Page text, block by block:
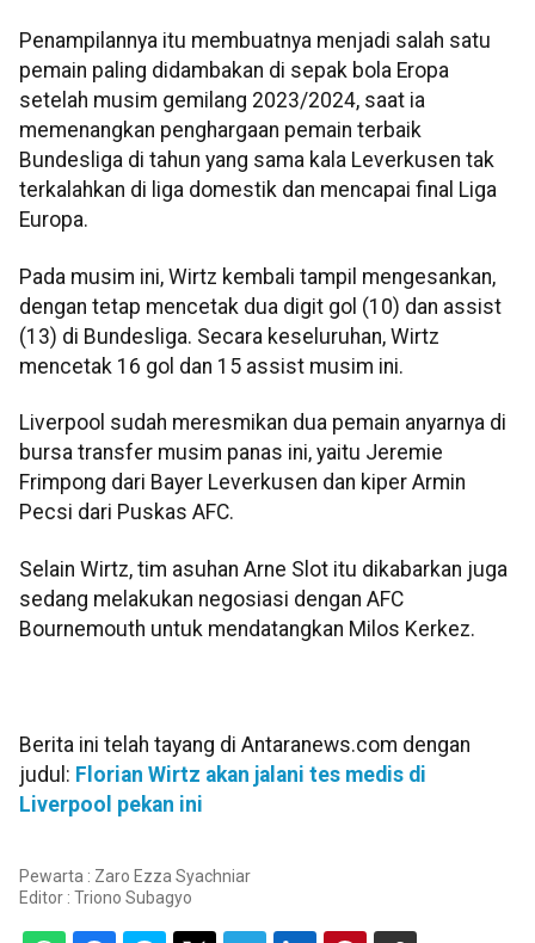
Penampilannya itu membuatnya menjadi salah satu
pemain paling didambakan di sepak bola Eropa
setelah musim gemilang 2023/2024, saat ia
memenangkan penghargaan pemain terbaik
Bundesliga di tahun yang sama kala Leverkusen tak
terkalahkan di liga domestik dan mencapai final Liga
Europa.
Pada musim ini, Wirtz kembali tampil mengesankan,
dengan tetap mencetak dua digit gol (10) dan assist
(13) di Bundesliga. Secara keseluruhan, Wirtz
mencetak 16 gol dan 15 assist musim ini.
Liverpool sudah meresmikan dua pemain anyarnya di
bursa transfer musim panas ini, yaitu Jeremie
Frimpong dari Bayer Leverkusen dan kiper Armin
Pecsi dari Puskas AFC.
Selain Wirtz, tim asuhan Arne Slot itu dikabarkan juga
sedang melakukan negosiasi dengan AFC
Bournemouth untuk mendatangkan Milos Kerkez.
Berita ini telah tayang di Antaranews.com dengan
judul: Florian Wirtz akan jalani tes medis di
Liverpool pekan ini
Pewarta : Zaro Ezza Syachniar
Editor : Triono Subagyo